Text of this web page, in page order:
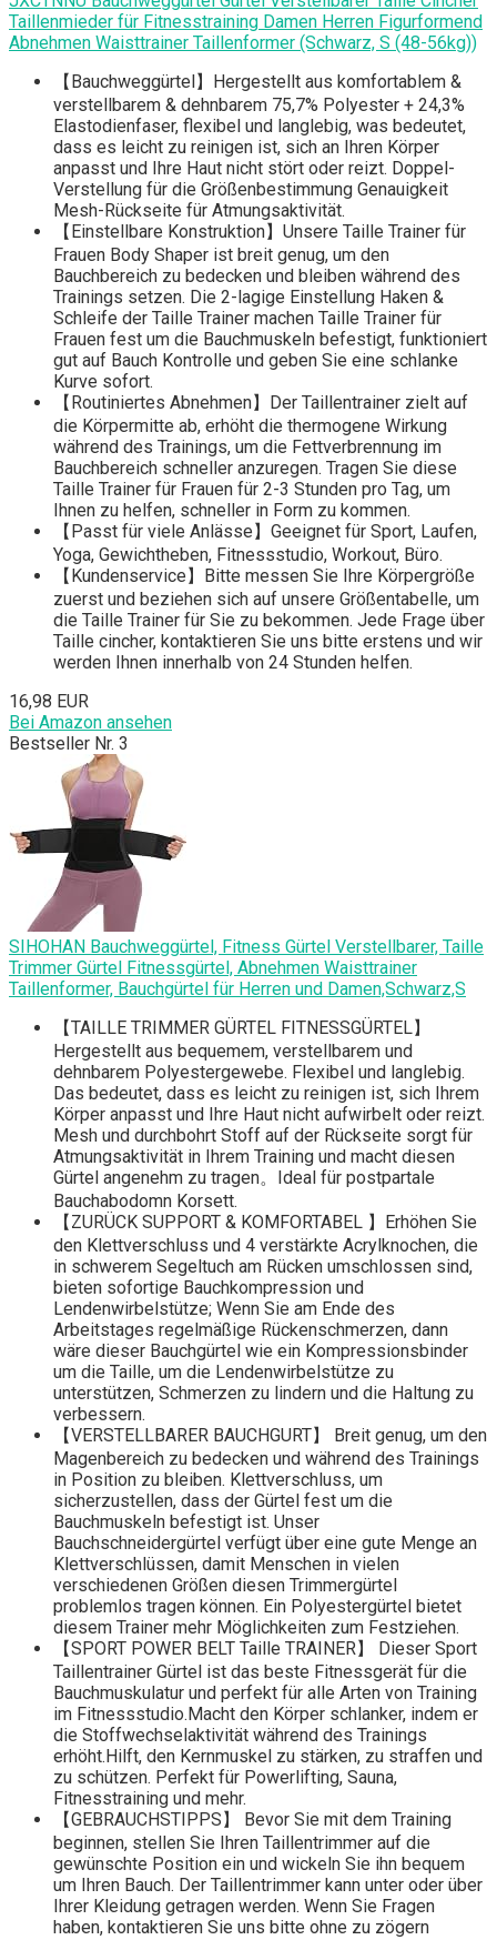
Taillenmieder für Fitnesstraining Damen Herren Figurformend
Abnehmen Waisttrainer Taillenformer (Schwarz, S (48-56kg))
【Bauchweggürtel】Hergestellt aus komfortablem &
verstellbarem & dehnbarem 75,7% Polyester + 24,3%
Elastodienfaser, flexibel und langlebig, was bedeutet,
dass es leicht zu reinigen ist, sich an Ihren Körper
anpasst und Ihre Haut nicht stört oder reizt. Doppel-
Verstellung für die Größenbestimmung Genauigkeit
Mesh-Rückseite für Atmungsaktivität.
【Einstellbare Konstruktion】Unsere Taille Trainer für
Frauen Body Shaper ist breit genug, um den
Bauchbereich zu bedecken und bleiben während des
Trainings setzen. Die 2-lagige Einstellung Haken &
Schleife der Taille Trainer machen Taille Trainer für
Frauen fest um die Bauchmuskeln befestigt, funktioniert
gut auf Bauch Kontrolle und geben Sie eine schlanke
Kurve sofort.
【Routiniertes Abnehmen】Der Taillentrainer zielt auf
die Körpermitte ab, erhöht die thermogene Wirkung
während des Trainings, um die Fettverbrennung im
Bauchbereich schneller anzuregen. Tragen Sie diese
Taille Trainer für Frauen für 2-3 Stunden pro Tag, um
Ihnen zu helfen, schneller in Form zu kommen.
【Passt für viele Anlässe】Geeignet für Sport, Laufen,
Yoga, Gewichtheben, Fitnessstudio, Workout, Büro.
【Kundenservice】Bitte messen Sie Ihre Körpergröße
zuerst und beziehen sich auf unsere Größentabelle, um
die Taille Trainer für Sie zu bekommen. Jede Frage über
Taille cincher, kontaktieren Sie uns bitte erstens und wir
werden Ihnen innerhalb von 24 Stunden helfen.
16,98 EUR
Bei Amazon ansehen
Bestseller Nr. 3
SIHOHAN Bauchweggürtel, Fitness Gürtel Verstellbarer, Taille
Trimmer Gürtel Fitnessgürtel, Abnehmen Waisttrainer
Taillenformer, Bauchgürtel für Herren und Damen,Schwarz,S
【TAILLE TRIMMER GÜRTEL FITNESSGÜRTEL】
Hergestellt aus bequemem, verstellbarem und
dehnbarem Polyestergewebe. Flexibel und langlebig.
Das bedeutet, dass es leicht zu reinigen ist, sich Ihrem
Körper anpasst und Ihre Haut nicht aufwirbelt oder reizt.
Mesh und durchbohrt Stoff auf der Rückseite sorgt für
Atmungsaktivität in Ihrem Training und macht diesen
Gürtel angenehm zu tragen。Ideal für postpartale
Bauchabodomn Korsett.
【ZURÜCK SUPPORT & KOMFORTABEL 】Erhöhen Sie
den Klettverschluss und 4 verstärkte Acrylknochen, die
in schwerem Segeltuch am Rücken umschlossen sind,
bieten sofortige Bauchkompression und
Lendenwirbelstütze; Wenn Sie am Ende des
Arbeitstages regelmäßige Rückenschmerzen, dann
wäre dieser Bauchgürtel wie ein Kompressionsbinder
um die Taille, um die Lendenwirbelstütze zu
unterstützen, Schmerzen zu lindern und die Haltung zu
verbessern.
【VERSTELLBARER BAUCHGURT】 Breit genug, um den
Magenbereich zu bedecken und während des Trainings
in Position zu bleiben. Klettverschluss, um
sicherzustellen, dass der Gürtel fest um die
Bauchmuskeln befestigt ist. Unser
Bauchschneidergürtel verfügt über eine gute Menge an
Klettverschlüssen, damit Menschen in vielen
verschiedenen Größen diesen Trimmergürtel
problemlos tragen können. Ein Polyestergürtel bietet
diesem Trainer mehr Möglichkeiten zum Festziehen.
【SPORT POWER BELT Taille TRAINER】 Dieser Sport
Taillentrainer Gürtel ist das beste Fitnessgerät für die
Bauchmuskulatur und perfekt für alle Arten von Training
im Fitnessstudio.Macht den Körper schlanker, indem er
die Stoffwechselaktivität während des Trainings
erhöht.Hilft, den Kernmuskel zu stärken, zu straffen und
zu schützen. Perfekt für Powerlifting, Sauna,
Fitnesstraining und mehr.
【GEBRAUCHSTIPPS】 Bevor Sie mit dem Training
beginnen, stellen Sie Ihren Taillentrimmer auf die
gewünschte Position ein und wickeln Sie ihn bequem
um Ihren Bauch. Der Taillentrimmer kann unter oder über
Ihrer Kleidung getragen werden. Wenn Sie Fragen
haben, kontaktieren Sie uns bitte ohne zu zögern